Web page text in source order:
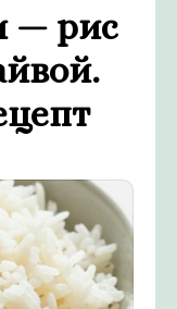
— рис